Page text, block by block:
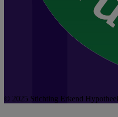
© 2025 Stichting Erkend